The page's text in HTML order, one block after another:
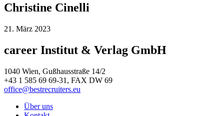
Christine Cinelli
21. März 2023
career Institut & Verlag GmbH
1040 Wien, Gußhausstraße 14/2
+43 1 585 69 69-31, FAX DW 69
office@bestrecruiters.eu
Über uns